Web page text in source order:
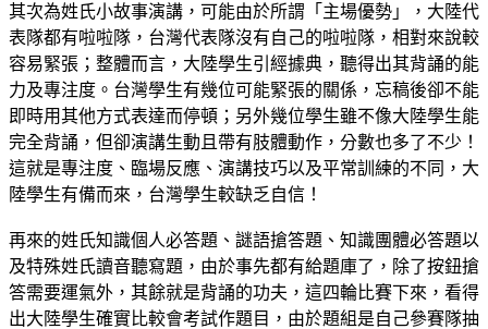
其次為姓氏小故事演講，可能由於所謂「主場優勢」，大陸代
表隊都有啦啦隊，台灣代表隊沒有自己的啦啦隊，相對來說較
容易緊張；整體而言，大陸學生引經據典，聽得出其背誦的能
力及專注度。台灣學生有幾位可能緊張的關係，忘稿後卻不能
即時用其他方式表達而停頓；另外幾位學生雖不像大陸學生能
完全背誦，但卻演講生動且帶有肢體動作，分數也多了不少！
這就是專注度、臨場反應、演講技巧以及平常訓練的不同，大
陸學生有備而來，台灣學生較缺乏自信！
再來的姓氏知識個人必答題、謎語搶答題、知識團體必答題以
及特殊姓氏讀音聽寫題，由於事先都有給題庫了，除了按鈕搶
答需要運氣外，其餘就是背誦的功夫，這四輪比賽下來，看得
出大陸學生確實比較會考試作題目，由於題組是自己參賽隊抽